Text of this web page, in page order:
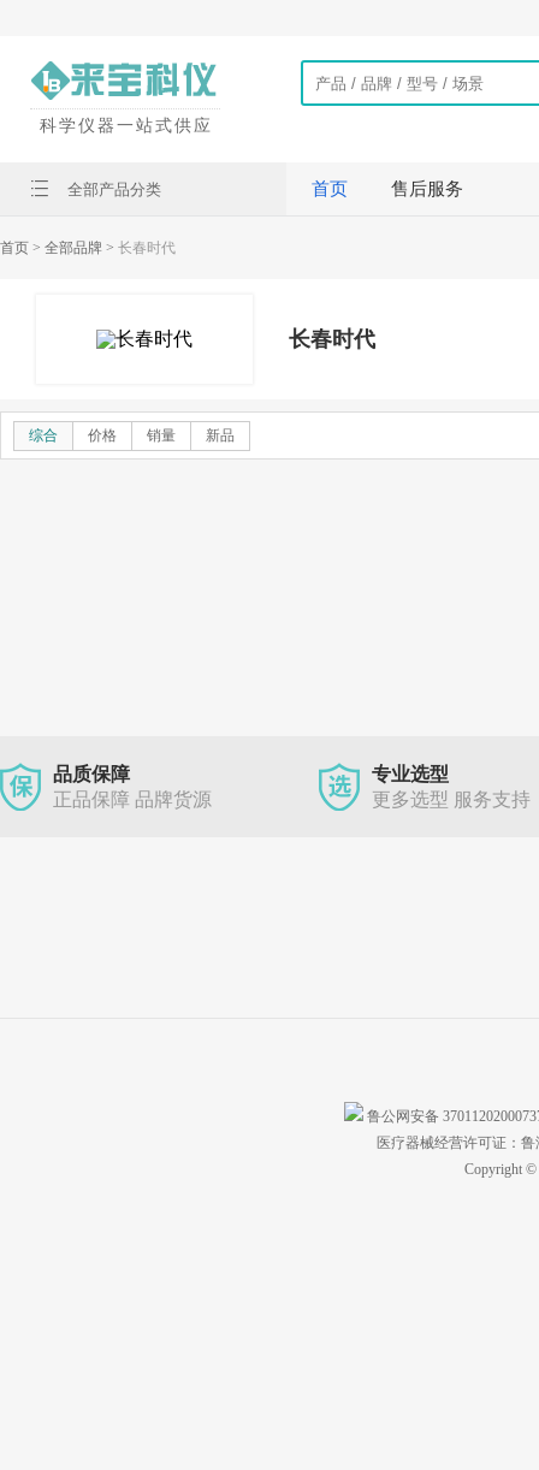
科学仪器一站式供应
全部产品分类 首页 售后服务
首页 > 全部品牌 > 长春时代
长春时代
综合 价格 销量 新品
品质保障
正品保障 品牌货源
专业选型
更多选型 服务支持
鲁公网安备
医疗器械经营许可证：
Copyright